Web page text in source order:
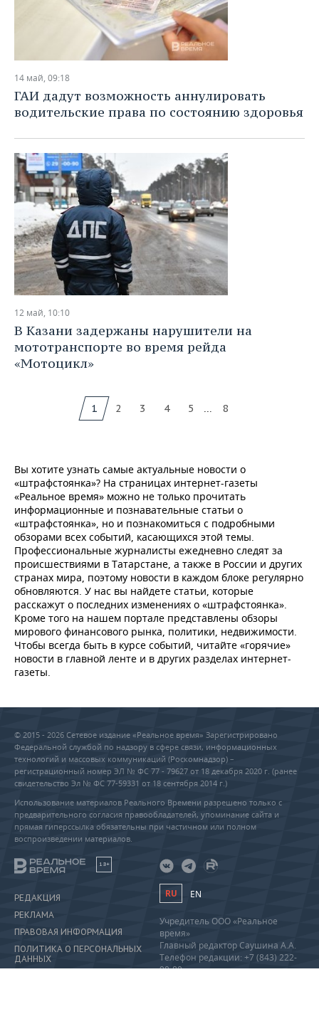
14 май, 09:18
ГАИ дадут возможность аннулировать
водительские права по состоянию здоровья
12 май, 10:10
В Казани задержаны нарушители на
мототранспорте во время рейда
«Мотоцикл»
1 2 3 4 5 ... 8
Вы хотите узнать самые актуальные новости о
«штрафстоянка»? На страницах интернет-газеты
«Реальное время» можно не только прочитать
информационные и познавательные статьи о
«штрафстоянка», но и познакомиться с подробными
обзорами всех событий, касающихся этой темы.
Профессиональные журналисты ежедневно следят за
происшествиями в Татарстане, а также в России и других
странах мира, поэтому новости в каждом блоке регулярно
обновляются. У нас вы найдете статьи, которые
расскажут о последних изменениях о «штрафстоянка».
Кроме того на нашем портале представлены обзоры
мирового финансового рынка, политики, недвижимости.
Чтобы всегда быть в курсе событий, читайте «горячие»
новости в главной ленте и в других разделах интернет-
газеты.
© 2015 - 2026 Сетевое издание «Реальное время» Зарегистрировано
Федеральной службой по надзору в сфере связи, информационных
технологий и массовых коммуникаций (Роскомнадзор) –
регистрационный номер ЭЛ № ФС 77 - 79627 от 18 декабря 2020 г. (ранее
свидетельство Эл № ФС 77-59331 от 18 сентября 2014 г.)
Использование материалов Реального Времени разрешено только с
предварительного согласия правообладателей, упоминание сайта и
прямая гиперссылка обязательны при частичном или полном
воспроизведении материалов.
18+
РЕДАКЦИЯ
РЕКЛАМА
ПРАВОВАЯ ИНФОРМАЦИЯ
ПОЛИТИКА О ПЕРСОНАЛЬНЫХ
ДАННЫХ
RU EN
Учредитель ООО «Реальное
время»
Главный редактор Саушина А.А.
Телефон редакции: +7 (843) 222-
90-80